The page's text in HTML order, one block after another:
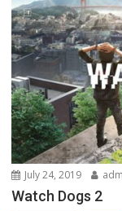
July 24, 2019
Watch Dogs 2